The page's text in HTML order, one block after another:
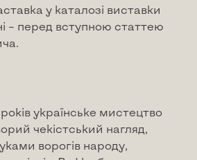
у каталозі виставки
– перед вступною статтею
українське мистецтво
чекістський нагляд,
ворогів народу,